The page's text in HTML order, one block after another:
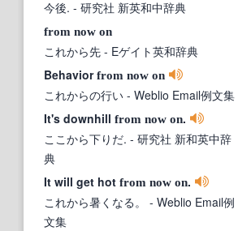
今後. - 研究社 新英和中辞典
from now on
これから先 - Eゲイト英和辞典
Behaviorfrom now on
これからの行い - Weblio Email例文集
It's downhill from now on.
ここから下りだ. - 研究社 新和英中辞
典
It will get hot from now on.
これから暑くなる。
- Weblio Email例
文集